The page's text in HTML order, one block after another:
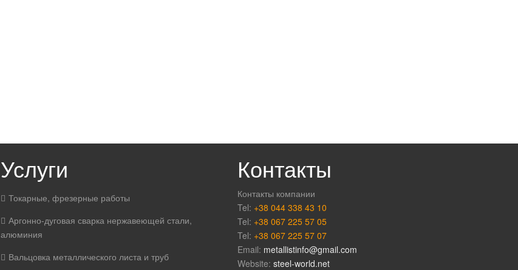
Услуги
Токарные, фрезерные работы
Аргонно-дуговая сварка нержавеющей стали,
алюминия
Вальцовка металлического листа и труб
Контакты
Контакты компании
Tel: +38 044 338 43 10
Tel: +38 067 225 57 05
Tel: +38 067 225 57 07
Email: metallistinfo@gmail.com
Website: steel-world.net